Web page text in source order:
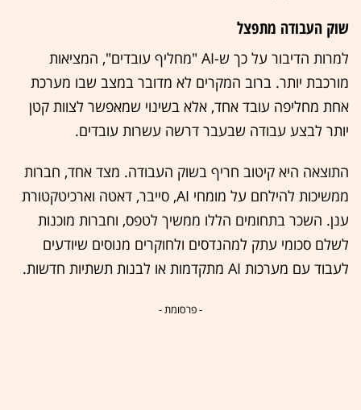
שוק העבודה מתפצל
למרות הדיבור על כך ש-AI "מחליף עובדים", המציאות
מורכבת יותר. ברוב המקרים לא מדובר במצב שבו מערכת
אחת מחליפה עובד אחד, אלא בשינוי שמאפשר לצוות קטן
יותר לבצע עבודה שבעבר דרשה עשרות עובדים.
התוצאה היא קיטוב חריף בשוק העבודה. מצד אחד, חברות
ממשיכות להילחם על מומחי AI, סייבר, דאטה וארכיטקטורת
ענן. השכר בתחומים הללו ממשיך לטפס, וחברות מוכנות
לשלם סכומי עתק למהנדסים ולחוקרים מנוסים שיודעים
לעבוד עם מערכות AI מתקדמות או לבנות תשתיות חדשות.
- פרסומת -